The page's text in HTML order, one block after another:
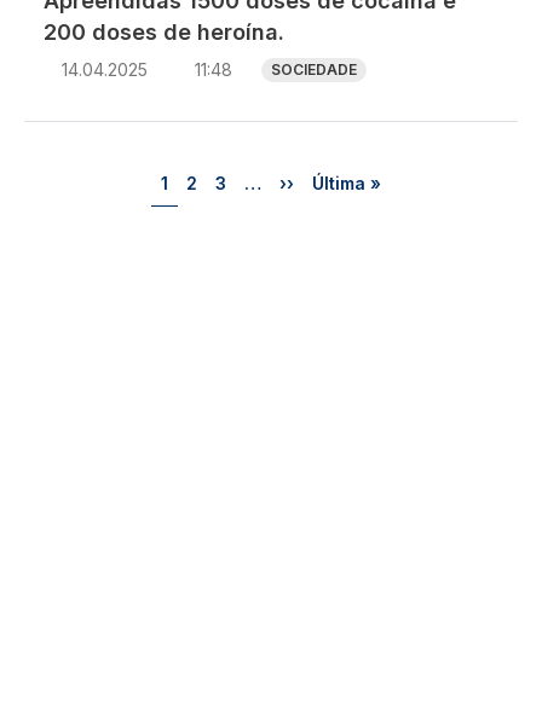
200 doses de heroína.
14.04.2025 11:48 SOCIEDADE
Página
1 Página
2 Página
3 … Próxima página
›› Última página
Última »